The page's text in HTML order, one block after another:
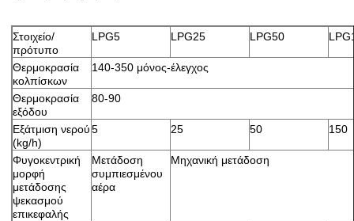
Στοιχείο/
πρότυπο
LPG5 LPG25 LPG50
Θερμοκρασία
κολπίσκων
140-350 μόνος-έλεγχος
Θερμοκρασία
εξόδου
80-90
Εξάτμιση νερού
(kg/h)
5 25 50 150
Φυγοκεντρική
μορφή
μετάδοσης
ψεκασμού
επικεφαλής
Μετάδοση
συμπιεσμένου
αέρα
Μηχανική μετάδοση